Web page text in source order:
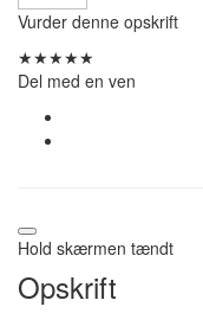
Vurder denne opskrift
★★★★★
Del med en ven
Hold skærmen tændt
Opskrift